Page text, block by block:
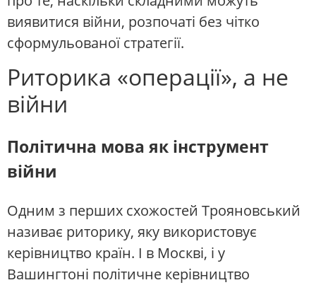
виявитися війни, розпочаті без чітко
сформульованої стратегії.
Риторика «операції», а не
війни
Політична мова як інструмент
війни
Одним з перших схожостей Трояновський
називає риторику, яку використовує
керівництво країн. І в Москві, і у
Вашингтоні політичне керівництво